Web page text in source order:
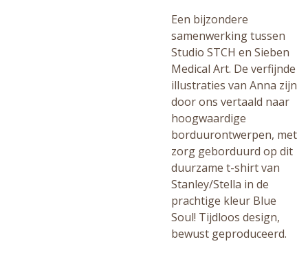
Een bijzondere
samenwerking tussen
Studio STCH en Sieben
Medical Art. De verfijnde
illustraties van Anna zijn
door ons vertaald naar
hoogwaardige
borduurontwerpen, met
zorg geborduurd op dit
duurzame t-shirt van
Stanley/Stella in de
prachtige kleur Blue
Soul! Tijdloos design,
bewust geproduceerd.